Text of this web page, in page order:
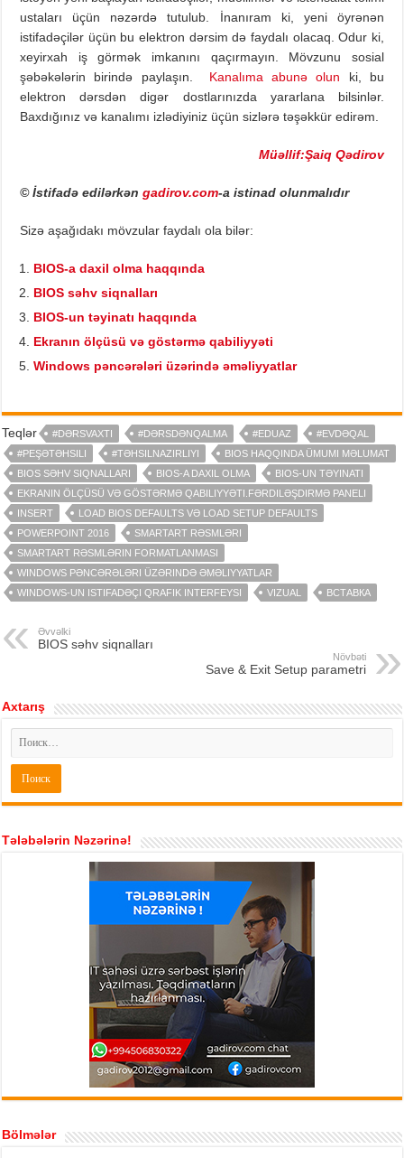
ustaları üçün nəzərdə tutulub. İnanıram ki, yeni öyrənən
istifadəçilər üçün bu elektron dərsim də faydalı olacaq. Odur ki,
xeyirxah iş görmək imkanını qaçırmayın. Mövzunu sosial
şəbəkələrin birində paylaşın.
Kanalıma abunə olun ki, bu
elektron dərsdən digər dostlarınızda yararlana bilsinlər.
Baxdığınız və kanalımı izlədiyiniz üçün sizlərə təşəkkür edirəm.
Müəllif:Şaiq Qədirov
© İstifadə edilərkəngadirov.com-a istinad olunmalıdır
Sizə aşağıdakı mövzular faydalı ola bilər:
BIOS-a daxil olma haqqında
BIOS səhv siqnalları
BIOS-un təyinatı haqqında
Ekranın ölçüsü və göstərmə qabiliyyəti
Windows pəncərələri üzərində əməliyyatlar
Teqlər #DƏRSVAXTI #DƏRSDƏNQALMA #EDUAZ
#EVDƏQAL
#PEŞƏTƏHSILI
#TƏHSILNAZIRLIYI
BIOS HAQQINDA ÜMUMI MƏLUMAT
BIOS SƏHV SIQNALLARI
BIOS-A DAXIL OLMA
BIOS-UN TƏYINATI
EKRANIN ÖLÇÜSÜ VƏ GÖSTƏRMƏ QABILIYYƏTI.FƏRDILƏŞDIRMƏ PANELI
INSERT
LOAD BIOS DEFAULTS VƏ LOAD SETUP DEFAULTS
POWERPOINT 2016
SMARTART RƏSMLƏRI
SMARTART RƏSMLƏRIN FORMATLANMASI
WINDOWS PƏNCƏRƏLƏRI ÜZƏRINDƏ ƏMƏLIYYATLAR
WINDOWS-UN ISTIFADƏÇI QRAFIK INTERFEYSI
VIZUAL ВСТАВКА
Əvvəlki
BIOS səhv siqnalları
Növbəti
Save & Exit Setup parametri
Axtarış
Tələbələrin Nəzərinə!
Bölmələr